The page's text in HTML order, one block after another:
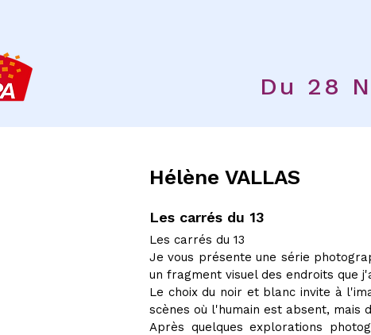
Du 28
Hélène VALLAS
Les carrés du 13
​Les carrés du 13
Je vous présente une série
un fragment visuel des endroits que
Le choix du noir et blanc invite à
scènes où l'humain est absent, mais
Après quelques explorations